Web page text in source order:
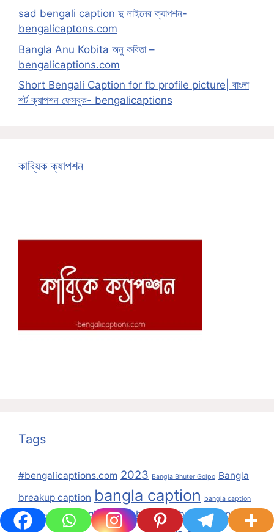
sad bengali caption দু লাইনের ক্যাপশন-
bengalicaptons.com
Bangla Anu Kobita অনু কবিতা –
bengalicaptions.com
Short Bengali Caption for fb profile picture| বাংলা
শর্ট ক্যাপশন ফেসবুক- bengalicaptions
কাব্যিক ক্যাপশন
Tags
#bengalicaptions.com 2023 Bangla Bhuter Golpo Bangla
breakup caption bangla caption bangla caption
happy new year Bangla Kobita beautiful bengali caption